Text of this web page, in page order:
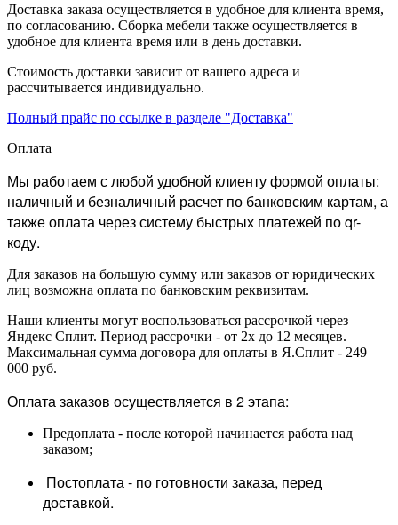
Доставка заказа осуществляется в удобное для клиента время,
по согласованию. Сборка мебели также осуществляется в
удобное для клиента время или в день доставки.
Стоимость доставки зависит от вашего адреса и
рассчитывается индивидуально.
Полный прайс по ссылке в разделе "Доставка"
Оплата
Мы работаем с любой удобной клиенту формой оплаты:
наличный и безналичный расчет по банковским картам, а
также оплата через систему быстрых платежей по qr-
коду.
Для заказов на большую сумму или заказов от юридических
лиц возможна оплата по банковским реквизитам.
Наши клиенты могут воспользоваться рассрочкой через
Яндекс Сплит. Период рассрочки - от 2х до 12 месяцев.
Максимальная сумма договора для оплаты в Я.Сплит - 249
000 руб.
Оплата заказов осуществляется в 2 этапа:
Предоплата - после которой начинается работа над
заказом;
Постоплата - по готовности заказа, перед
доставкой.